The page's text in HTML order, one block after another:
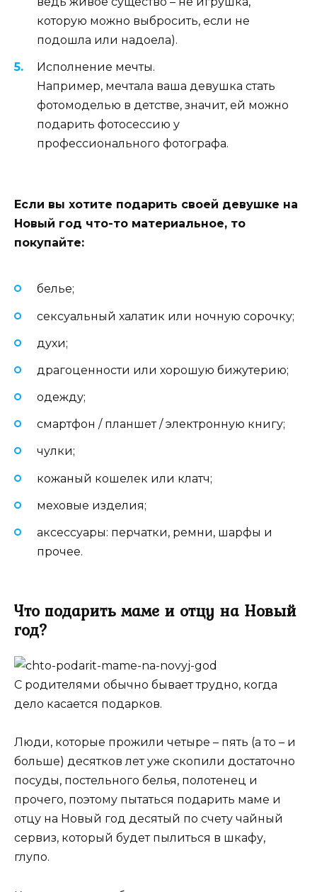
которую можно выбросить, если не
подошла или надоела).
Исполнение мечты.
Например, мечтала ваша девушка стать
фотомоделью в детстве, значит, ей можно
подарить фотосессию у
профессионального фотографа.
Если вы хотите подарить своей девушке на
Новый год что-то материальное, то
покупайте:
белье;
сексуальный халатик или ночную сорочку;
духи;
драгоценности или хорошую бижутерию;
одежду;
смартфон / планшет / электронную книгу;
чулки;
кожаный кошелек или клатч;
меховые изделия;
аксессуары: перчатки, ремни, шарфы и
прочее.
Что подарить маме и отцу на Новый
год?
С родителями обычно бывает трудно, когда
дело касается подарков.
Люди, которые прожили четыре – пять (а то – и
больше) десятков лет уже скопили достаточно
посуды, постельного белья, полотенец и
прочего, поэтому пытаться подарить маме и
отцу на Новый год десятый по счету чайный
сервиз, который будет пылиться в шкафу,
глупо.